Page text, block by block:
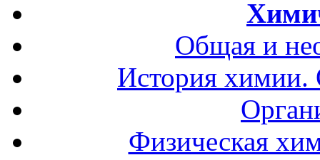
Общая и
История
Физическая